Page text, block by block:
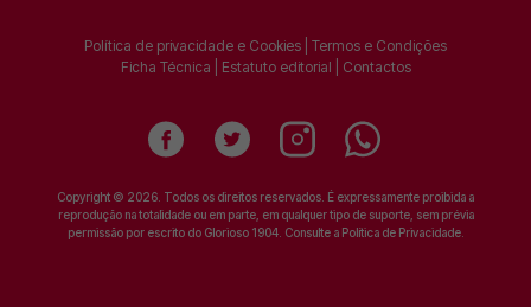
Política de privacidade e Cookies Termos e Condições
Ficha Técnica
Estatuto editorial Contactos
Copyright © 2026. Todos os direitos reservados. É expressamente proibida a
reprodução na totalidade ou em parte, em qualquer tipo de suporte, sem prévia
permissão por escrito do Glorioso 1904. Consulte a Política de Privacidade.